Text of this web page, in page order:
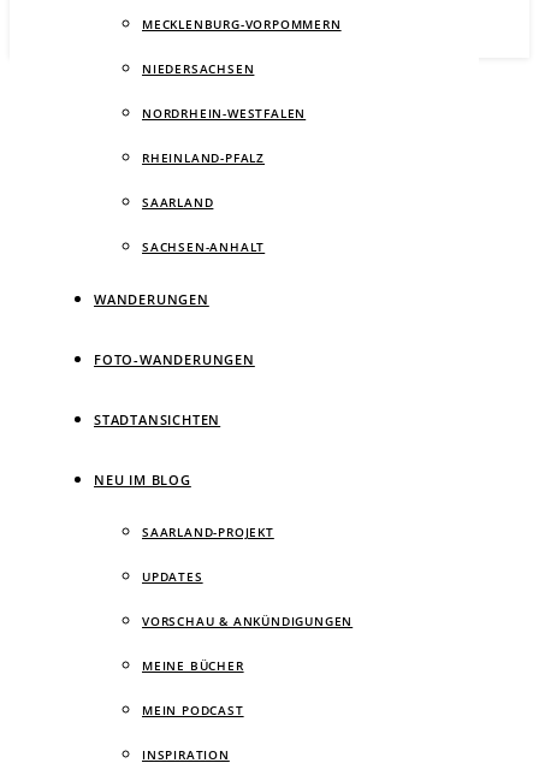
MECKLENBURG-VORPOMMERN
NIEDERSACHSEN
NORDRHEIN-WESTFALEN
RHEINLAND-PFALZ
SAARLAND
SACHSEN-ANHALT
WANDERUNGEN
FOTO-WANDERUNGEN
STADTANSICHTEN
NEU IM BLOG
SAARLAND-PROJEKT
UPDATES
VORSCHAU & ANKÜNDIGUNGEN
MEINE BÜCHER
MEIN PODCAST
INSPIRATION